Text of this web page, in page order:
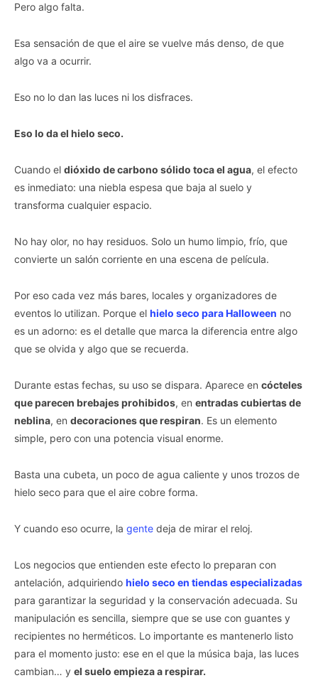
Pero algo falta.
Esa sensación de que el aire se vuelve más denso, de que
algo va a ocurrir.
Eso no lo dan las luces ni los disfraces.
Eso lo da el hielo seco.
Cuando el dióxido de carbono sólido toca el agua, el efecto
es inmediato: una niebla espesa que baja al suelo y
transforma cualquier espacio.
No hay olor, no hay residuos. Solo un humo limpio, frío, que
convierte un salón corriente en una escena de película.
Por eso cada vez más bares, locales y organizadores de
eventos lo utilizan. Porque el hielo seco para Halloween no
es un adorno: es el detalle que marca la diferencia entre algo
que se olvida y algo que se recuerda.
Durante estas fechas, su uso se dispara. Aparece en cócteles
que parecen brebajes prohibidos, en entradas cubiertas de
neblina, en decoraciones que respiran. Es un elemento
simple, pero con una potencia visual enorme.
Basta una cubeta, un poco de agua caliente y unos trozos de
hielo seco para que el aire cobre forma.
Y cuando eso ocurre, la gente deja de mirar el reloj.
Los negocios que entienden este efecto lo preparan con
antelación, adquiriendo hielo seco en tiendas especializadas
para garantizar la seguridad y la conservación adecuada. Su
manipulación es sencilla, siempre que se use con guantes y
recipientes no herméticos. Lo importante es mantenerlo listo
para el momento justo: ese en el que la música baja, las luces
cambian… y el suelo empieza a respirar.